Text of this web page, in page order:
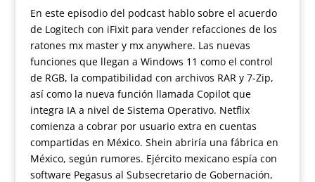
En este episodio del podcast hablo sobre el acuerdo
de Logitech con iFixit para vender refacciones de los
ratones mx master y mx anywhere. Las nuevas
funciones que llegan a Windows 11 como el control
de RGB, la compatibilidad con archivos RAR y 7-Zip,
así como la nueva función llamada Copilot que
integra IA a nivel de Sistema Operativo. Netflix
comienza a cobrar por usuario extra en cuentas
compartidas en México. Shein abriría una fábrica en
México, según rumores. Ejército mexicano espía con
software Pegasus al Subsecretario de Gobernación,